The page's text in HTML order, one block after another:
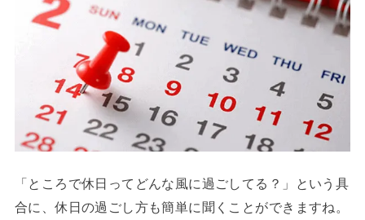
「ところで休日ってどんな風に過ごしてる？」という具
合に、休日の過ごし方も簡単に聞くことができますね。